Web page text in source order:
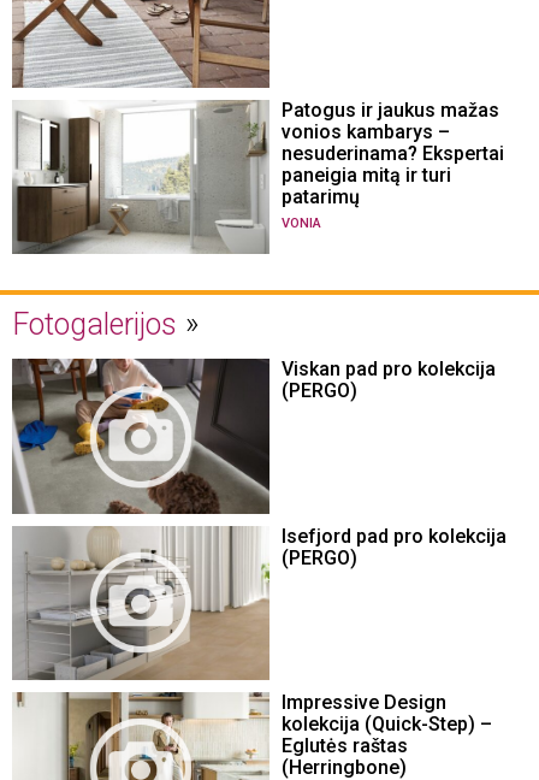
Patogus ir jaukus mažas
vonios kambarys –
nesuderinama? Ekspertai
paneigia mitą ir turi
patarimų
VONIA
Fotogalerijos
Viskan pad pro kolekcija
(PERGO)
Isefjord pad pro kolekcija
(PERGO)
Impressive Design
kolekcija (Quick-Step) –
Eglutės raštas
(Herringbone)